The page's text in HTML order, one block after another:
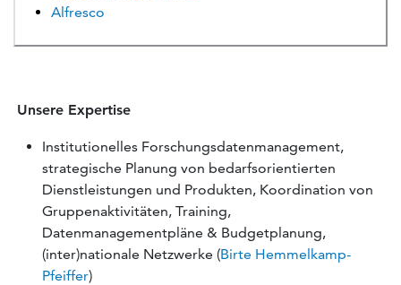
Alfresco
Unsere Expertise
Institutionelles Forschungsdatenmanagement,
strategische Planung von bedarfsorientierten
Dienstleistungen und Produkten, Koordination von
Gruppenaktivitäten, Training,
Datenmanagementpläne & Budgetplanung,
(inter)nationale Netzwerke (Birte Hemmelkamp-
Pfeiffer)